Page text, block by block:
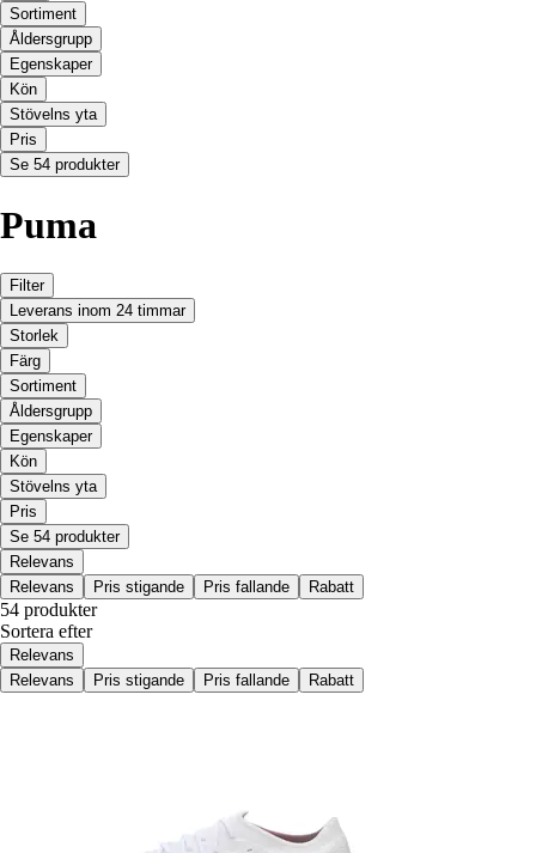
Sortiment
Åldersgrupp
Egenskaper
Kön
Stövelns yta
Pris
Se 54 produkter
Puma
Filter
Leverans inom 24 timmar
Storlek
Färg
Sortiment
Åldersgrupp
Egenskaper
Kön
Stövelns yta
Pris
Se 54 produkter
Relevans
Relevans
Pris stigande Pris fallande Rabatt
54 produkter
Sortera efter
Relevans
Relevans
Pris stigande Pris fallande Rabatt